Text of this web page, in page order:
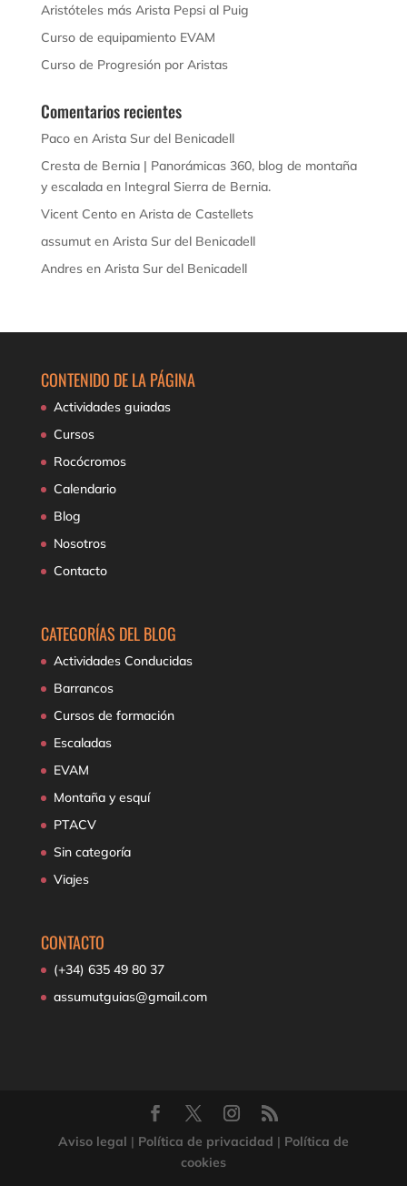
Aristóteles más Arista Pepsi al Puig
Curso de equipamiento EVAM
Curso de Progresión por Aristas
Comentarios recientes
Pacoen Arista Sur del Benicadell
Cresta de Bernia | Panorámicas 360, blog de montaña
y escaladaen Integral Sierra de Bernia.
Vicent Centoen Arista de Castellets
assumuten Arista Sur del Benicadell
Andresen Arista Sur del Benicadell
CONTENIDO DE LA PÁGINA
Actividades guiadas
Cursos
Rocócromos
Calendario
Blog
Nosotros
Contacto
CATEGORÍAS DEL BLOG
Actividades Conducidas
Barrancos
Cursos de formación
Escaladas
EVAM
Montaña y esquí
PTACV
Sin categoría
Viajes
CONTACTO
(+34) 635 49 80 37
assumutguias@gmail.com
Aviso legal | Política de privacidad | Política de
cookies